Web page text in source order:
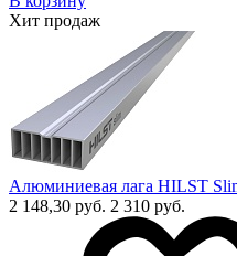
Хит продаж
Алюминиевая лага HILST
2 148,30 руб. 2 310 руб.